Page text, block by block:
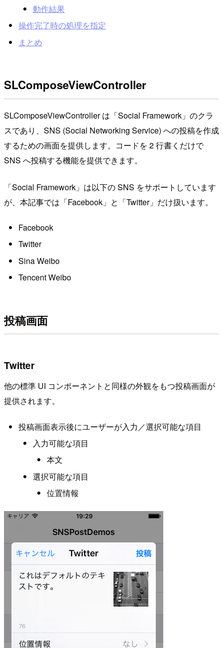
動作結果
操作完了時の処理を指定
まとめ
SLComposeViewController
SLComposeViewController は「Social Framework」のクラ
スであり、SNS (Social Networking Service) への投稿を作成
するための画面を提供します。コードを 2 行書くだけで
SNS へ投稿する機能を提供できます。
「Social Framework」は以下の SNS をサポートしています
が、本記事では「Facebook」と「Twitter」だけ扱います。
Facebook
Twitter
Sina Weibo
Tencent Weibo
投稿画面
Twitter
他の標準 UI コンポーネントと同様の外観をもつ投稿画面が
提供されます。
投稿画面表示後にユーザーが入力／選択可能な項目
入力可能な項目
本文
選択可能な項目
位置情報